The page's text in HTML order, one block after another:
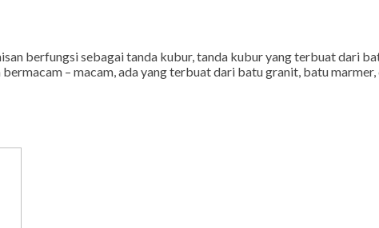
berfungsi sebagai tanda kubur, tanda kubur yang terbuat dari
– macam, ada yang terbuat dari batu granit, batu